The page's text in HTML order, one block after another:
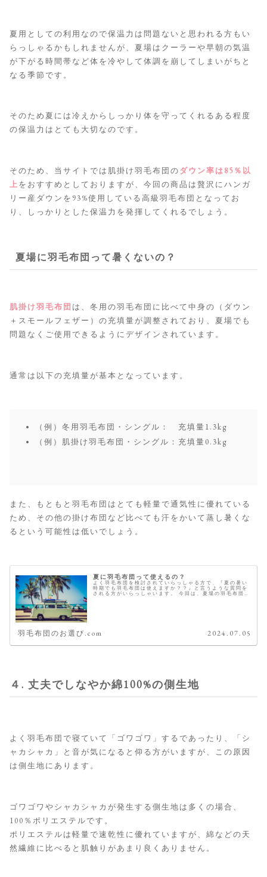
夏用としての利用なので保温力は問題ないと思われる方もい
らっしゃるかもしれませんが、夏場はクーラーや早朝の気温
が下がる時間帯など体を冷やして体調を崩してしまいがちと
なる季節です。
そのため夏には冷えからしっかり体を守ってくれるある程度
の保温力はとても大切なのです。
そのため、当サイトでは肌掛け羽毛布団のダウン率は85％以
上をおすすめとしておりますが、今回の商品は贅沢にハンガ
リー産ダウンを93%使用している高級羽毛布団となってお
り、しっかりとした保温力を発揮してくれるでしょう。
夏場に羽毛布団って暑くないの？
肌掛け羽毛布団 は、冬用の羽毛布団に比べて中身の（ダウン
＋スモールフェザー）の充填量が調整されており、夏場でも
問題なくご使用できるようにデザインされています。
通常は以下の充填量が基本となっています。
（例）冬用羽毛布団・シングル： 充填量1.3kg
（例）肌掛け羽毛布団・シングル：充填量0.3kg
また、もともと羽毛布団はとても軽量で通気性に優れている
ため、その他の掛け布団など比べても汗をかいて蒸し暑くな
るという可能性は低いでしょう。
夏に羽毛布団って使えるの？
よく羽毛布団を検討されていらっしゃる方で、『夏の暑い
時期でも羽毛布団は使えますか？？』と言うような質問を
される方がいらっしゃいます。 今回は、夏場の羽毛布団の
羽毛布団のお選び.com 2024.07.05
４. 丈夫でしなやか綿100%の側生地
よく羽毛布団で寝ていて「ゴワゴワ」するであったり、「シ
ャカシャカ」と音が気になると仰る方がいますが、この原因
は側生地にあります。
ゴワゴワやシャカシャカが発生する側生地は多くの場合、
100％ポリエステルです。
ポリエステルは軽量で速乾性に優れていますが、綿などの天
然繊維に比べると肌触りがあまり良くありません。